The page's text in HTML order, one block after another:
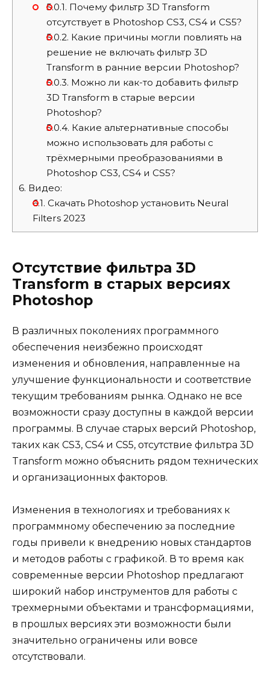
5.0.1. Почему фильтр 3D Transform
отсутствует в Photoshop CS3, CS4 и CS5?
5.0.2. Какие причины могли повлиять на
решение не включать фильтр 3D
Transform в ранние версии Photoshop?
5.0.3. Можно ли как-то добавить фильтр
3D Transform в старые версии
Photoshop?
5.0.4. Какие альтернативные способы
можно использовать для работы с
трёхмерными преобразованиями в
Photoshop CS3, CS4 и CS5?
6. Видео:
6.1. Скачать Photoshop установить Neural
Filters 2023
Отсутствие фильтра 3D
Transform в старых версиях
Photoshop
В различных поколениях программного
обеспечения неизбежно происходят
изменения и обновления, направленные на
улучшение функциональности и соответствие
текущим требованиям рынка. Однако не все
возможности сразу доступны в каждой версии
программы. В случае старых версий Photoshop,
таких как CS3, CS4 и CS5, отсутствие фильтра 3D
Transform можно объяснить рядом технических
и организационных факторов.
Изменения в технологиях и требованиях к
программному обеспечению за последние
годы привели к внедрению новых стандартов
и методов работы с графикой. В то время как
современные версии Photoshop предлагают
широкий набор инструментов для работы с
трехмерными объектами и трансформациями,
в прошлых версиях эти возможности были
значительно ограничены или вовсе
отсутствовали.